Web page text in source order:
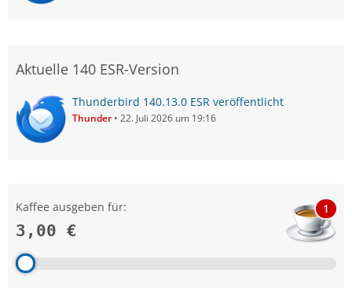
Aktuelle 140 ESR-Version
Thunderbird 140.13.0 ESR veröffentlicht
Thunder 22. Juli 2026 um 19:16
Kaffee ausgeben für:
3,00 €
1